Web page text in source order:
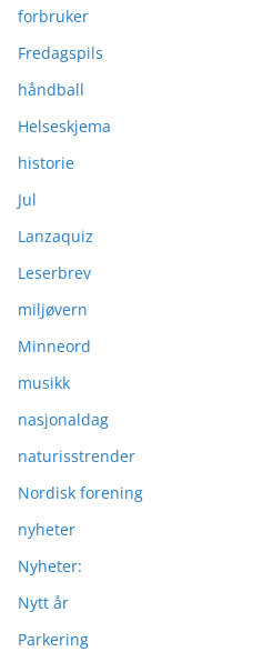
forbruker
Fredagspils
håndball
Helseskjema
historie
Jul
Lanzaquiz
Leserbrev
miljøvern
Minneord
musikk
nasjonaldag
naturisstrender
Nordisk forening
nyheter
Nyheter:
Nytt år
Parkering